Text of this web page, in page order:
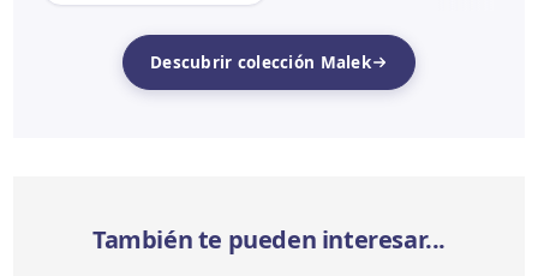
Descubrir colección Malek
También te pueden interesar...